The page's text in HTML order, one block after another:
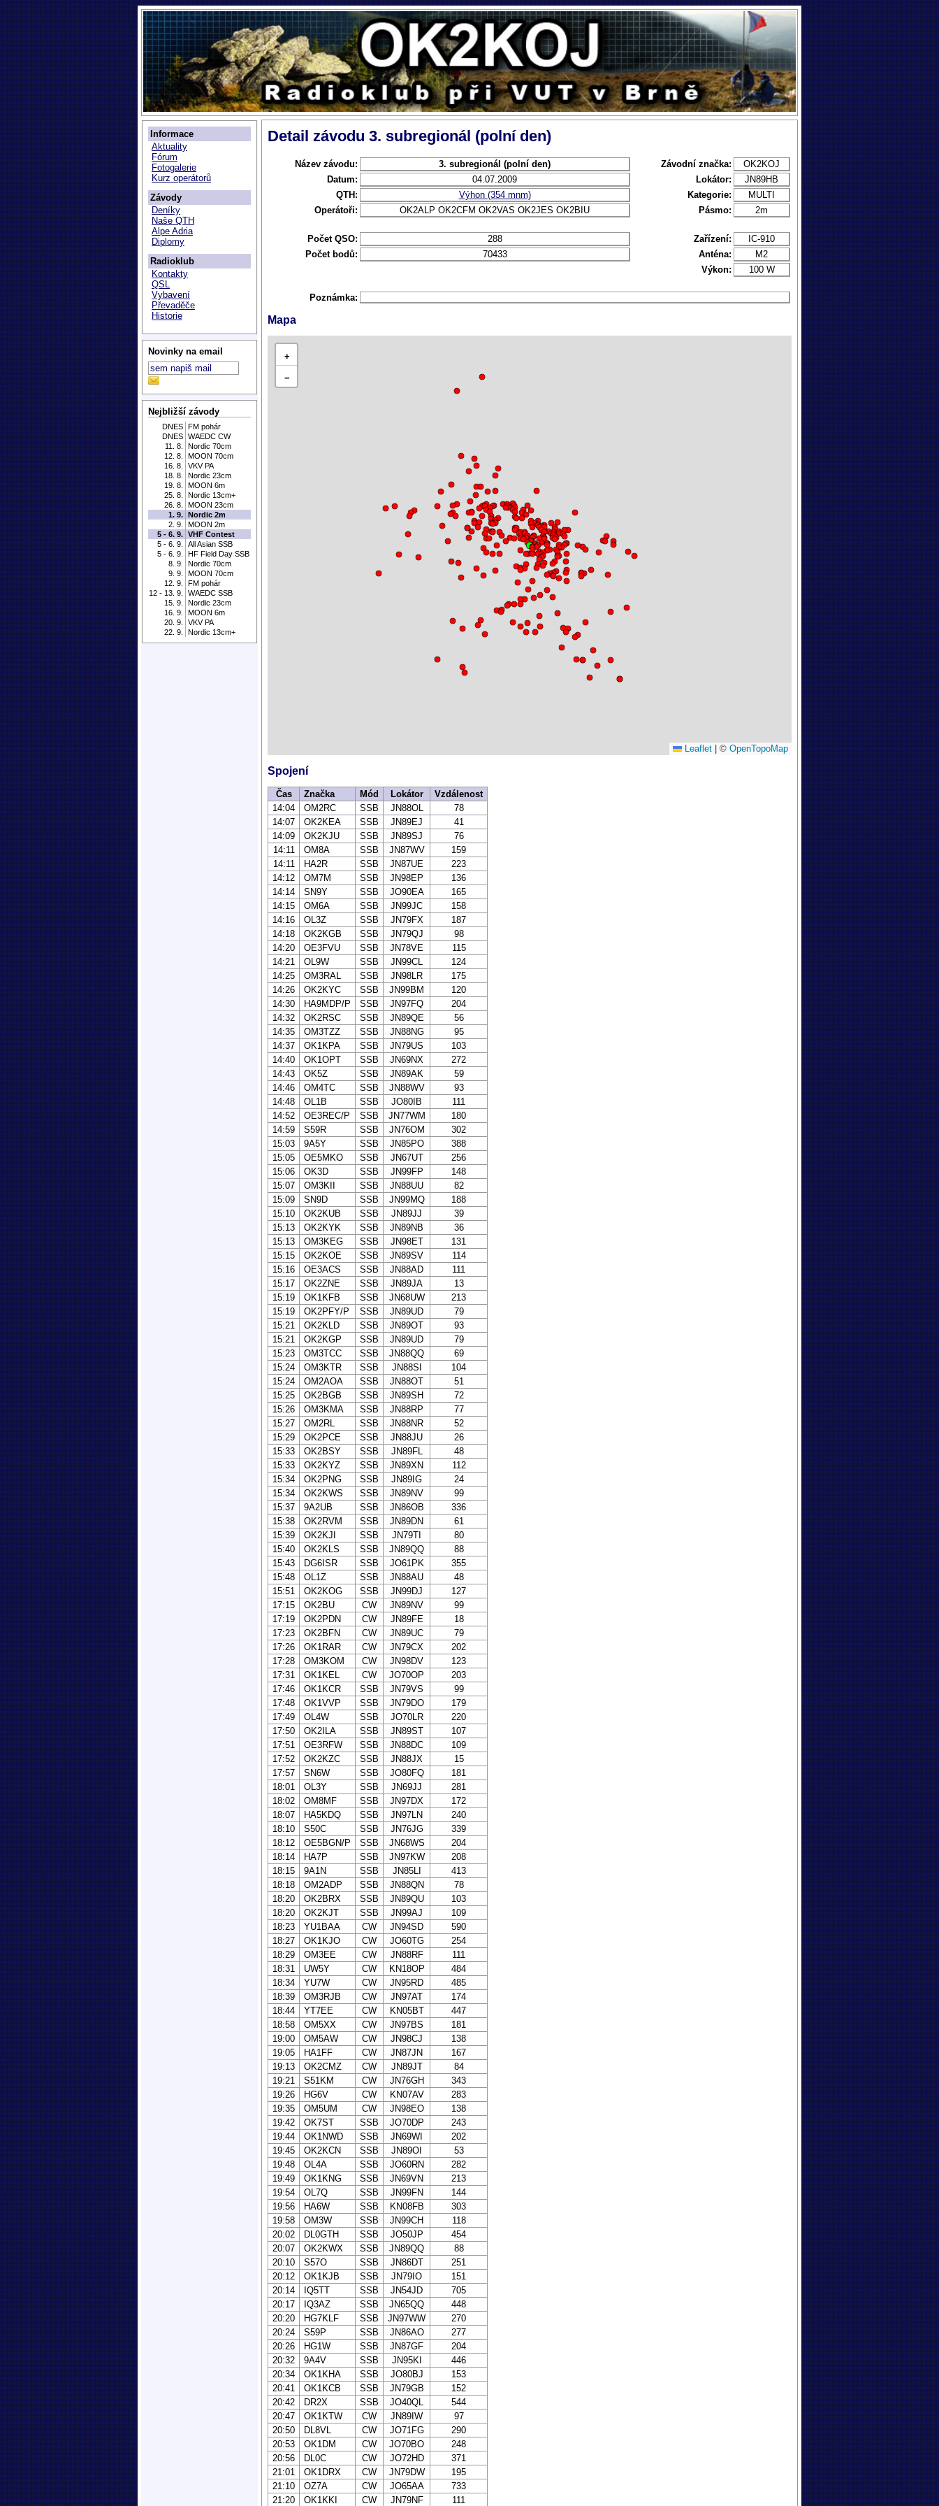
Informace
Aktuality
Fórum
Fotogalerie
Kurz operátorů
Závody
Deníky
Naše QTH
Alpe Adria
Diplomy
Radioklub
Kontakty
QSL
Vybavení
Převaděče
Historie
Novinky na email
Nejbližší závody
DNES FM pohár
DNES WAEDC CW
11. 8.
Nordic 70cm
12. 8.
MOON 70cm
16. 8.
VKV PA
18. 8.
Nordic 23cm
19. 8.
MOON 6m
25. 8.
Nordic 13cm+
26. 8.
MOON 23cm
1. 9. Nordic 2m
2. 9.
MOON 2m
5 - 6. 9. VHF Contest
5 - 6. 9.
All Asian SSB
5 - 6. 9.
HF Field Day SSB
8. 9.
Nordic 70cm
9. 9.
MOON 70cm
12. 9.
FM pohár
12 - 13. 9.
WAEDC SSB
15. 9.
Nordic 23cm
16. 9.
MOON 6m
20. 9.
VKV PA
22. 9.
Nordic 13cm+
Detail závodu 3. subregionál (polní den)
Název závodu: 3. subregionál (polní den) Závodní značka:
OK2KOJ
Datum:
04.07.2009 Lokátor:
JN89HB
QTH:
Výhon (354 mnm) Kategorie:
MULTI
Operátoři:
OK2ALP OK2CFM OK2VAS OK2JES OK2BIU Pásmo: 2m
Počet QSO: 288 Zařízení:
IC-910
Počet bodů:
70433 Anténa:
M2
Výkon:
100 W
Poznámka:
Mapa
+
−
Leaflet © OpenTopoMap
Spojení
Čas Značka Mód Lokátor
Vzdálenost
14:04
OM2RC SSB JN88OL
78
14:07
OK2KEA SSB JN89EJ
41
14:09
OK2KJU SSB JN89SJ
76
14:11
OM8A SSB JN87WV
159
14:11
HA2R SSB JN87UE
223
14:12
OM7M SSB JN98EP
136
14:14
SN9Y SSB JO90EA
165
14:15
OM6A SSB JN99JC
158
14:16
OL3Z SSB JN79FX
187
14:18
OK2KGB SSB JN79QJ
98
14:20
OE3FVU SSB JN78VE
115
14:21
OL9W SSB JN99CL
124
14:25
OM3RAL SSB JN98LR
175
14:26
OK2KYC SSB JN99BM
120
14:30
HA9MDP/P SSB JN97FQ
204
14:32
OK2RSC SSB JN89QE
56
14:35
OM3TZZ SSB JN88NG
95
14:37
OK1KPA SSB JN79US
103
14:40
OK1OPT SSB JN69NX
272
14:43
OK5Z SSB JN89AK
59
14:46
OM4TC SSB JN88WV
93
14:48
OL1B SSB JO80IB
111
14:52
OE3REC/P SSB JN77WM
180
14:59
S59R SSB JN76OM
302
15:03
9A5Y SSB JN85PO
388
15:05
OE5MKO SSB JN67UT
256
15:06
OK3D SSB JN99FP
148
15:07
OM3KII SSB JN88UU
82
15:09
SN9D SSB JN99MQ
188
15:10
OK2KUB SSB JN89JJ
39
15:13
OK2KYK SSB JN89NB
36
15:13
OM3KEG SSB JN98ET
131
15:15
OK2KOE SSB JN89SV
114
15:16
OE3ACS SSB JN88AD
111
15:17
OK2ZNE SSB JN89JA
13
15:19
OK1KFB SSB JN68UW
213
15:19
OK2PFY/P SSB JN89UD
79
15:21
OK2KLD SSB JN89OT
93
15:21
OK2KGP SSB JN89UD
79
15:23
OM3TCC SSB JN88QQ
69
15:24
OM3KTR SSB JN88SI
104
15:24
OM2AOA SSB JN88OT
51
15:25
OK2BGB SSB JN89SH
72
15:26
OM3KMA SSB JN88RP
77
15:27
OM2RL SSB JN88NR
52
15:29
OK2PCE SSB JN88JU
26
15:33
OK2BSY SSB JN89FL
48
15:33
OK2KYZ SSB JN89XN
112
15:34
OK2PNG SSB JN89IG
24
15:34
OK2KWS SSB JN89NV
99
15:37
9A2UB SSB JN86OB
336
15:38
OK2RVM SSB JN89DN
61
15:39
OK2KJI SSB JN79TI
80
15:40
OK2KLS SSB JN89QQ
88
15:43
DG6ISR SSB JO61PK
355
15:48
OL1Z SSB JN88AU
48
15:51
OK2KOG SSB JN99DJ
127
17:15
OK2BU CW JN89NV
99
17:19
OK2PDN CW JN89FE
18
17:23
OK2BFN CW JN89UC
79
17:26
OK1RAR CW JN79CX
202
17:28
OM3KOM CW JN98DV
123
17:31
OK1KEL CW JO70OP
203
17:46
OK1KCR SSB JN79VS
99
17:48
OK1VVP SSB JN79DO
179
17:49
OL4W SSB JO70LR
220
17:50
OK2ILA SSB JN89ST
107
17:51
OE3RFW SSB JN88DC
109
17:52
OK2KZC SSB JN88JX
15
17:57
SN6W SSB JO80FQ
181
18:01
OL3Y SSB JN69JJ
281
18:02
OM8MF SSB JN97DX
172
18:07
HA5KDQ SSB JN97LN
240
18:10
S50C SSB JN76JG
339
18:12
OE5BGN/P SSB JN68WS
204
18:14
HA7P SSB JN97KW
208
18:15
9A1N SSB JN85LI
413
18:18
OM2ADP SSB JN88QN
78
18:20
OK2BRX SSB JN89QU
103
18:20
OK2KJT SSB JN99AJ
109
18:23
YU1BAA CW JN94SD
590
18:27
OK1KJO CW JO60TG
254
18:29
OM3EE CW JN88RF
111
18:31
UW5Y CW KN18OP
484
18:34
YU7W CW JN95RD
485
18:39
OM3RJB CW JN97AT
174
18:44
YT7EE CW KN05BT
447
18:58
OM5XX CW JN97BS
181
19:00
OM5AW CW JN98CJ
138
19:05
HA1FF CW JN87JN
167
19:13
OK2CMZ CW JN89JT
84
19:21
S51KM CW JN76GH
343
19:26
HG6V CW KN07AV
283
19:35
OM5UM CW JN98EO
138
19:42
OK7ST SSB JO70DP
243
19:44
OK1NWD SSB JN69WI
202
19:45
OK2KCN SSB JN89OI
53
19:48
OL4A SSB JO60RN
282
19:49
OK1KNG SSB JN69VN
213
19:54
OL7Q SSB JN99FN
144
19:56
HA6W SSB KN08FB
303
19:58
OM3W SSB JN99CH
118
20:02
DL0GTH SSB JO50JP
454
20:07
OK2KWX SSB JN89QQ
88
20:10
S57O SSB JN86DT
251
20:12
OK1KJB SSB JN79IO
151
20:14
IQ5TT SSB JN54JD
705
20:17
IQ3AZ SSB JN65QQ
448
20:20
HG7KLF SSB JN97WW
270
20:24
S59P SSB JN86AO
277
20:26
HG1W SSB JN87GF
204
20:32
9A4V SSB JN95KI
446
20:34
OK1KHA SSB JO80BJ
153
20:41
OK1KCB SSB JN79GB
152
20:42
DR2X SSB JO40QL
544
20:47
OK1KTW CW JN89IW
97
20:50
DL8VL CW JO71FG
290
20:53
OK1DM CW JO70BO
248
20:56
DL0C CW JO72HD
371
21:01
OK1DRX CW JN79DW
195
21:10
OZ7A CW JO65AA
733
21:20
OK1KKI CW JN79NF 111